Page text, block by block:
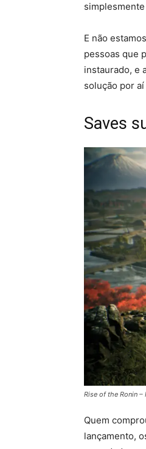
E não
pessoas que
instaurado, e
solução por
Saves
Rise of the Ronin –
Quem
lançamento,